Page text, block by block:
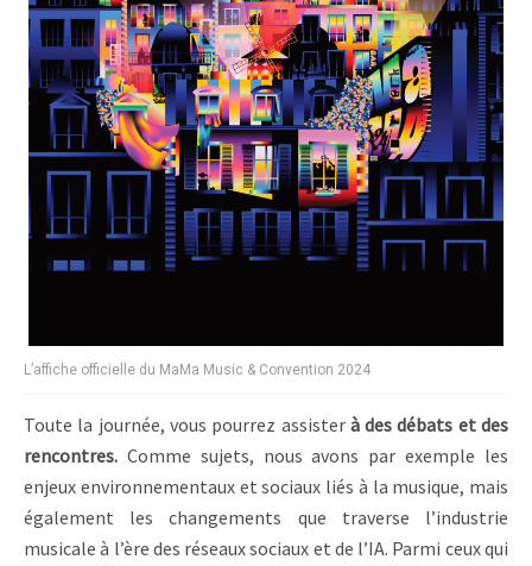
L’affiche officielle du MaMa Music & Convention 2024
Toute la journée, vous pourrez assister à des débats et des
rencontres. Comme sujets, nous avons par exemple les
enjeux environnementaux et sociaux liés à la musique, mais
également les changements que traverse l’industrie
musicale à l’ère des réseaux sociaux et de l’IA. Parmi ceux qui